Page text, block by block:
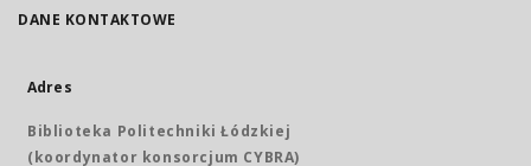
DANE KONTAKTOWE
Adres
Biblioteka Politechniki Łódzkiej
(koordynator konsorcjum CYBRA)